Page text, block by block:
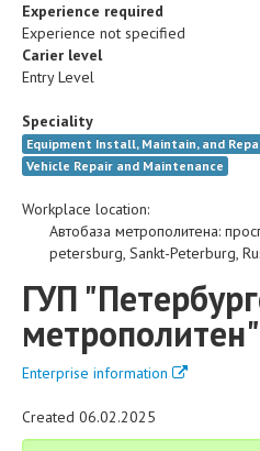
Experience required
Experience not specified
Carier level
Entry Level
Speciality
Equipment Install, Maintain, and
Vehicle Repair and Maintenance
Workplace location:
Автобаза метрополитена:
petersburg, Sankt-Peterburg,
ГУП
метрополитен"
Enterprise information
Created 06.02.2025